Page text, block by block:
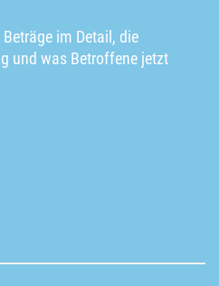
im Detail, die
und was Betroffene jetzt